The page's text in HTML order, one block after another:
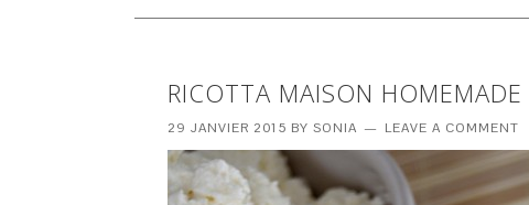
RICOTTA MAISON HOMEMADE
29 JANVIER 2015 BY SONIA LEAVE A COMMENT